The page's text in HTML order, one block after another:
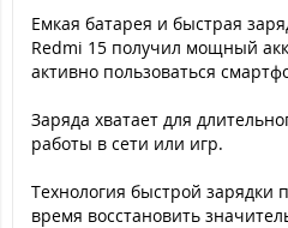
Емкая батарея и быстрая
Redmi 15 получил мощный
активно пользоваться
Заряда хватает для
работы в сети или игр.
Технология быстрой зарядки
время восстановить